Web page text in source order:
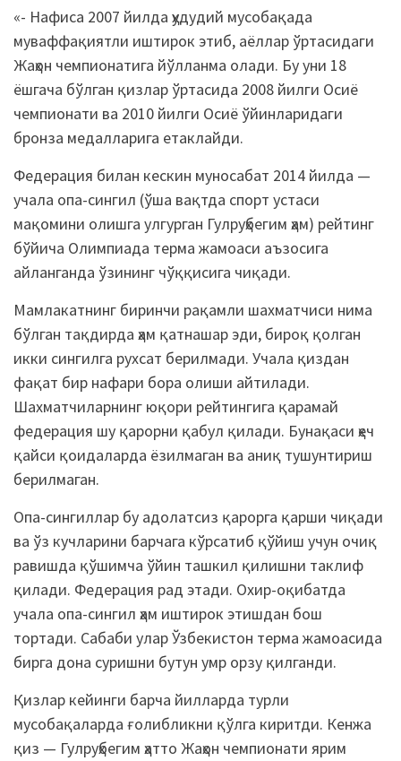
«- Нафиса 2007 йилда ҳудудий мусобақада
муваффақиятли иштирок этиб, аёллар ўртасидаги
Жаҳон чемпионатига йўлланма олади. Бу уни 18
ёшгача бўлган қизлар ўртасида 2008 йилги Осиё
чемпионати ва 2010 йилги Осиё ўйинларидаги
бронза медалларига етаклайди.
Федерация билан кескин муносабат 2014 йилда —
учала опа-сингил (ўша вақтда спорт устаси
мақомини олишга улгурган Гулруҳбегим ҳам) рейтинг
бўйича Олимпиада терма жамоаси аъзосига
айланганда ўзининг чўққисига чиқади.
Мамлакатнинг биринчи рақамли шахматчиси нима
бўлган тақдирда ҳам қатнашар эди, бироқ қолган
икки сингилга рухсат берилмади. Учала қиздан
фақат бир нафари бора олиши айтилади.
Шахматчиларнинг юқори рейтингига қарамай
федерация шу қарорни қабул қилади. Бунақаси ҳеч
қайси қоидаларда ёзилмаган ва аниқ тушунтириш
берилмаган.
Опа-сингиллар бу адолатсиз қарорга қарши чиқади
ва ўз кучларини барчага кўрсатиб қўйиш учун очиқ
равишда қўшимча ўйин ташкил қилишни таклиф
қилади. Федерация рад этади. Охир-оқибатда
учала опа-сингил ҳам иштирок этишдан бош
тортади. Сабаби улар Ўзбекистон терма жамоасида
бирга дона суришни бутун умр орзу қилганди.
Қизлар кейинги барча йилларда турли
мусобақаларда ғолибликни қўлга киритди. Кенжа
қиз — Гулруҳбегим ҳатто Жаҳон чемпионати ярим